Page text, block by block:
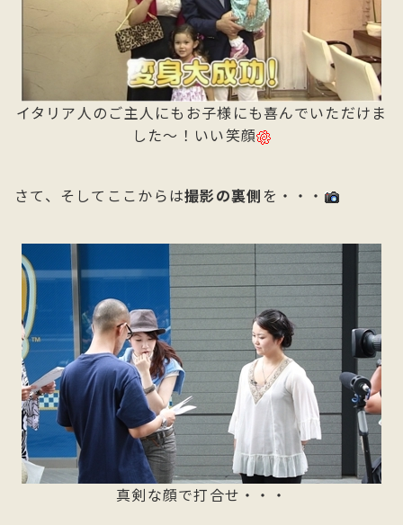
イタリア人のご主人にもお子様にも喜んでいただけま
した～！いい笑顔
さて、そしてここからは撮影の裏側 を・・・
真剣な顔で打合せ・・・